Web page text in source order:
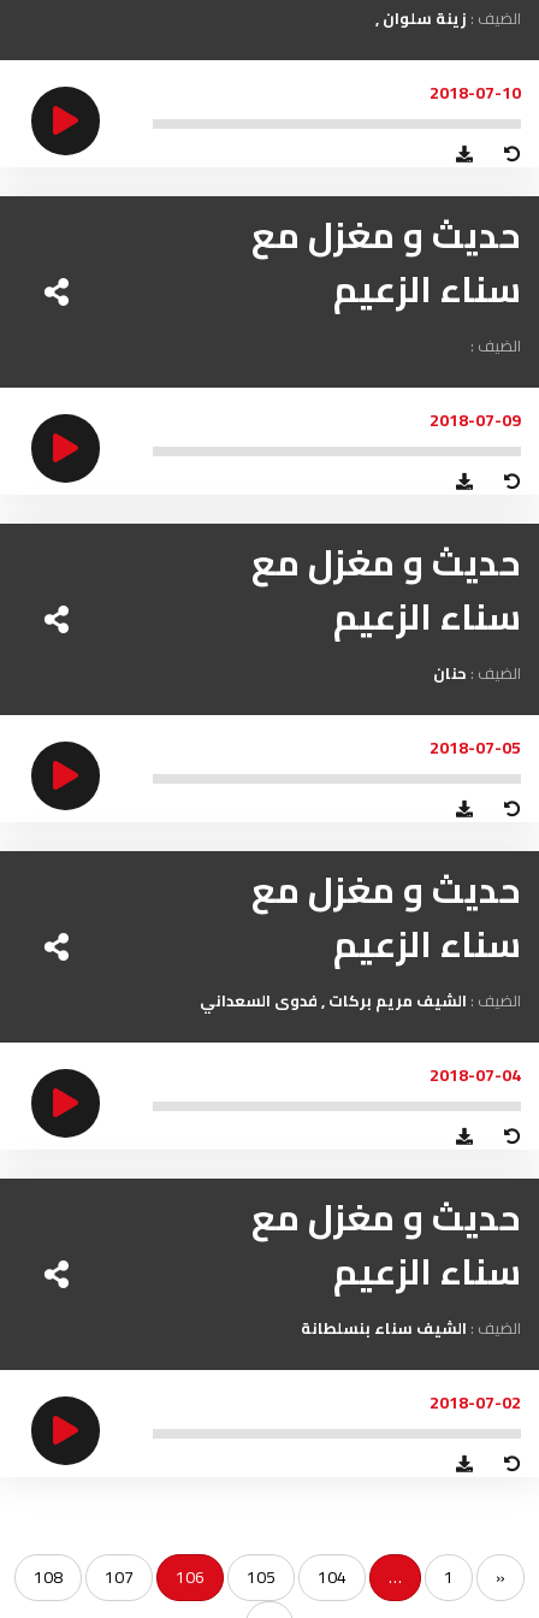
الضيف : زينة سلوان
2018-07-10
حديث و مغزل مع
سناء الزعيم
الضيف :
2018-07-09
حديث و مغزل مع
سناء الزعيم
الضيف : حنان
2018-07-05
حديث و مغزل مع
سناء الزعيم
الضيف : الشيف مريم بركات فدوى السعداني
2018-07-04
حديث و مغزل مع
سناء الزعيم
الضيف : الشيف سناء بنسلطانة
2018-07-02
«
1
…
104
105
106
107
108